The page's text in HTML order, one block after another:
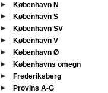
København N
København S
København SV
København V
København Ø
Københavns omegn
Frederiksberg
Provins A-G